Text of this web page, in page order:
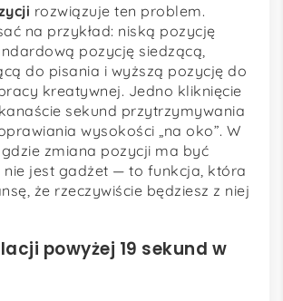
rozwiązuje ten problem.
na przykład: niską pozycję
pozycję siedzącą,
do pisania i wyższą pozycję do
kreatywnej. Jedno kliknięcie
sekund przytrzymywania
wysokości „na oko”. W
zmiana pozycji ma być
nie jest gadżet — to funkcja, która
że rzeczywiście będziesz z niej
powyżej 19 sekund w